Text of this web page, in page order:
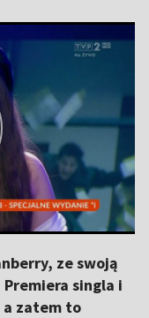
ze swoją
singla i
a zatem to